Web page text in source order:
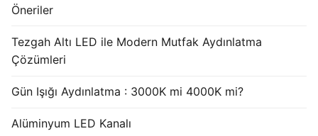
Öneriler
Tezgah Altı LED ile Modern Mutfak Aydınlatma
Çözümleri
Gün Işığı Aydınlatma : 3000K mi 4000K mi?
Alüminyum LED Kanalı